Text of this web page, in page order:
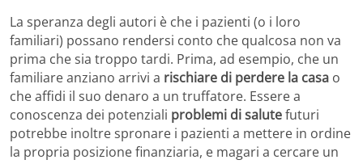
La speranza degli autori è che i pazienti (o i loro
familiari) possano rendersi conto che qualcosa non va
prima che sia troppo tardi. Prima, ad esempio, che un
familiare anziano arrivi a rischiare di perdere la casa o
che affidi il suo denaro a un truffatore. Essere a
conoscenza dei potenziali problemi di salutefuturi
potrebbe inoltre spronare i pazienti a mettere in ordine
la propria posizione finanziaria, e magari a cercare un